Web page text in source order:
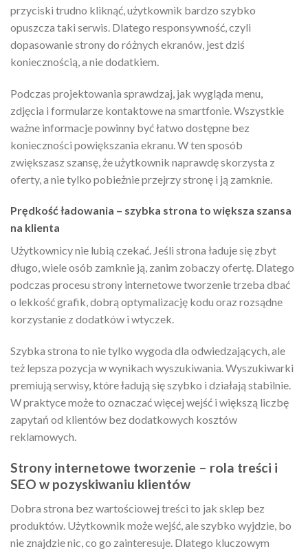
przyciski trudno kliknąć, użytkownik bardzo szybko
opuszcza taki serwis. Dlatego responsywność, czyli
dopasowanie strony do różnych ekranów, jest dziś
koniecznością, a nie dodatkiem.
Podczas projektowania sprawdzaj, jak wygląda menu,
zdjęcia i formularze kontaktowe na smartfonie. Wszystkie
ważne informacje powinny być łatwo dostępne bez
konieczności powiększania ekranu. W ten sposób
zwiększasz szansę, że użytkownik naprawdę skorzysta z
oferty, a nie tylko pobieżnie przejrzy stronę i ją zamknie.
Prędkość ładowania – szybka strona to większa szansa
na klienta
Użytkownicy nie lubią czekać. Jeśli strona ładuje się zbyt
długo, wiele osób zamknie ją, zanim zobaczy ofertę. Dlatego
podczas procesu strony internetowe tworzenie trzeba dbać
o lekkość grafik, dobrą optymalizację kodu oraz rozsądne
korzystanie z dodatków i wtyczek.
Szybka strona to nie tylko wygoda dla odwiedzających, ale
też lepsza pozycja w wynikach wyszukiwania. Wyszukiwarki
premiują serwisy, które ładują się szybko i działają stabilnie.
W praktyce może to oznaczać więcej wejść i większą liczbę
zapytań od klientów bez dodatkowych kosztów
reklamowych.
Strony internetowe tworzenie – rola treści i
SEO w pozyskiwaniu klientów
Dobra strona bez wartościowej treści to jak sklep bez
produktów. Użytkownik może wejść, ale szybko wyjdzie, bo
nie znajdzie nic, co go zainteresuje. Dlatego kluczowym